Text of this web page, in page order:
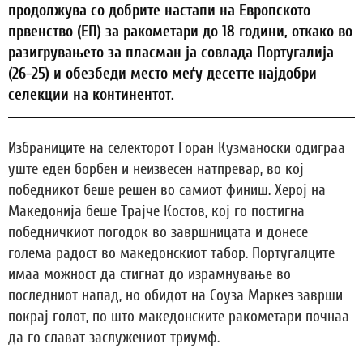
продолжува со добрите настапи на Европското
првенство (ЕП) за ракометари до 18 години, откако во
разигрувањето за пласман ја совлада Португалија
(26-25) и обезбеди место меѓу десетте најдобри
селекции на континентот.
Избраниците на селекторот Горан Кузманоски одиграа
уште еден борбен и неизвесен натпревар, во кој
победникот беше решен во самиот финиш. Херој на
Македонија беше Трајче Костов, кој го постигна
победничкиот погодок во завршницата и донесе
голема радост во македонскиот табор. Португалците
имаа можност да стигнат до израмнување во
последниот напад, но обидот на Соуза Маркез заврши
покрај голот, по што македонските ракометари почнаа
да го слават заслужениот триумф.